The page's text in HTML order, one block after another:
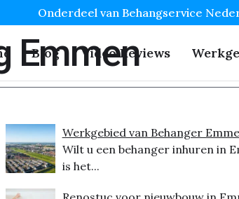
Onderdeel van Behangservice
Blog Video Reviews
Emmen
Werkgebied van Behanger
Wilt u een behanger inhuren in
is het...